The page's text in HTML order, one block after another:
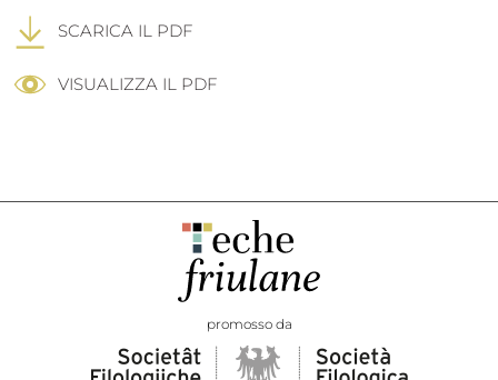
SCARICA IL PDF
VISUALIZZA IL PDF
promosso da